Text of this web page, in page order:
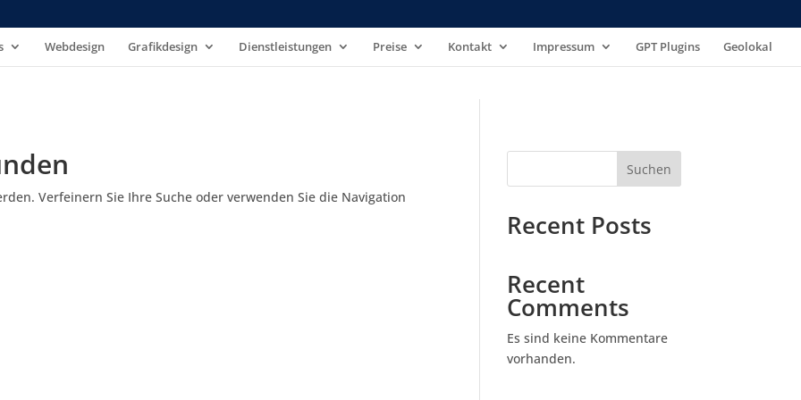
Webdesign Grafikdesign Dienstleistungen Preise Kontakt Impressum GPT Plugins Geolokal
Verfeinern Sie Ihre Suche oder verwenden Sie die Navigation
Suchen
Recent Posts
Recent
Comments
Es sind keine Kommentare
vorhanden.